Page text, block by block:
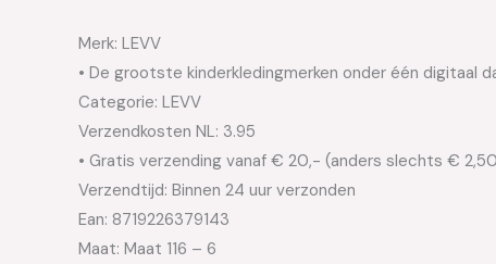
Merk: LEVV
• De grootste kinderkledingmerken onder één digitaal
Categorie: LEVV
Verzendkosten NL: 3.95
• Gratis verzending vanaf € 20,- (anders slechts €
Verzendtijd: Binnen 24 uur verzonden
Ean: 8719226379143
Maat: Maat 116 – 6